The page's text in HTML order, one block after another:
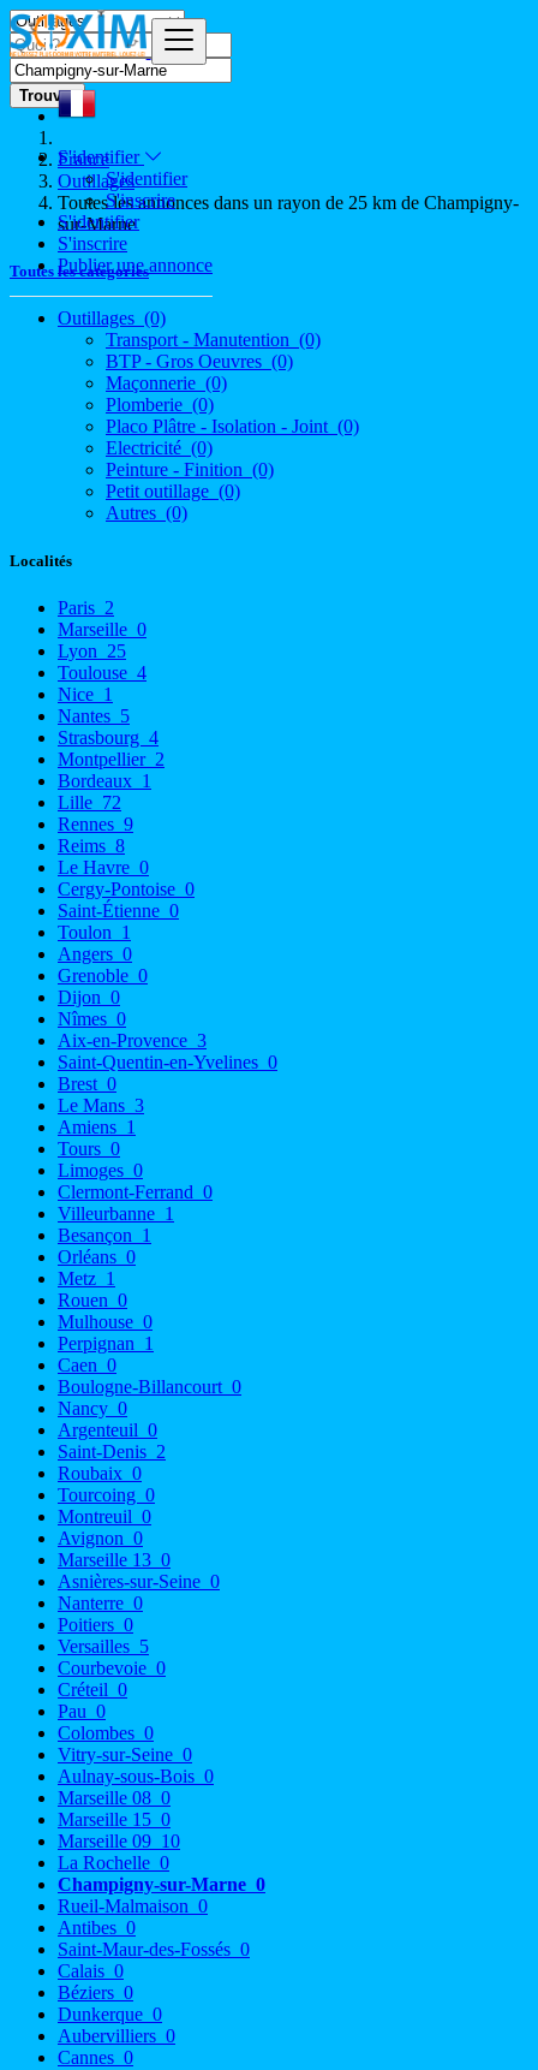
S'identifier
S'identifier
S'inscrire
S'identifier
S'inscrire
Publier une annonce
Trouver
France
Outillages
Toutes les annonces dans un rayon de 25 km de Champigny-
sur-Marne
Toutes les catégories
Outillages (0)
Transport - Manutention (0)
BTP - Gros Oeuvres (0)
Maçonnerie (0)
Plomberie (0)
Placo Plâtre - Isolation - Joint (0)
Electricité (0)
Peinture - Finition (0)
Petit outillage (0)
Autres (0)
Localités
Paris 2
Marseille 0
Lyon 25
Toulouse 4
Nice 1
Nantes 5
Strasbourg 4
Montpellier 2
Bordeaux 1
Lille 72
Rennes 9
Reims 8
Le Havre 0
Cergy-Pontoise 0
Saint-Étienne 0
Toulon 1
Angers 0
Grenoble 0
Dijon 0
Nîmes 0
Aix-en-Provence 3
Saint-Quentin-en-Yvelines 0
Brest 0
Le Mans 3
Amiens 1
Tours 0
Limoges 0
Clermont-Ferrand 0
Villeurbanne 1
Besançon 1
Orléans 0
Metz 1
Rouen 0
Mulhouse 0
Perpignan 1
Caen 0
Boulogne-Billancourt 0
Nancy 0
Argenteuil 0
Saint-Denis 2
Roubaix 0
Tourcoing 0
Montreuil 0
Avignon 0
Marseille 13 0
Asnières-sur-Seine 0
Nanterre 0
Poitiers 0
Versailles 5
Courbevoie 0
Créteil 0
Pau 0
Colombes 0
Vitry-sur-Seine 0
Aulnay-sous-Bois 0
Marseille 08 0
Marseille 15 0
Marseille 09 10
La Rochelle 0
Champigny-sur-Marne 0
Rueil-Malmaison 0
Antibes 0
Saint-Maur-des-Fossés 0
Calais 0
Béziers 0
Dunkerque 0
Aubervilliers 0
Cannes 0